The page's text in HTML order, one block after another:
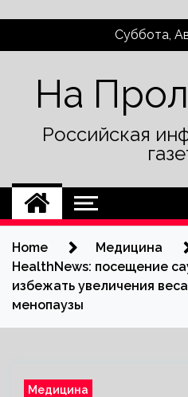
Суббота,
На
Российская
Home
Медицина
HealthNews: посещение
избежать увеличения
менопаузы
Медицина